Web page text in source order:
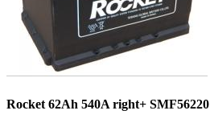
Rocket 62Ah 540A right+ SMF56220